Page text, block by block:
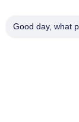
Good day, what